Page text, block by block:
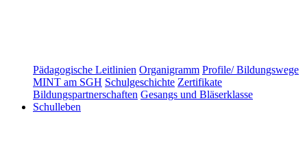
Pädagogische Leitlinien Organigramm Profile/ Bildungswege
MINT am SGH Schulgeschichte Zertifikate
Bildungspartnerschaften Gesangs und Bläserklasse
Schulleben